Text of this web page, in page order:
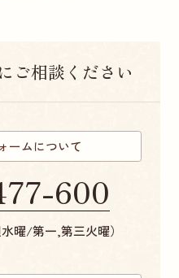
ご相談ください
ームについて
600
曜/第一,第三火曜）